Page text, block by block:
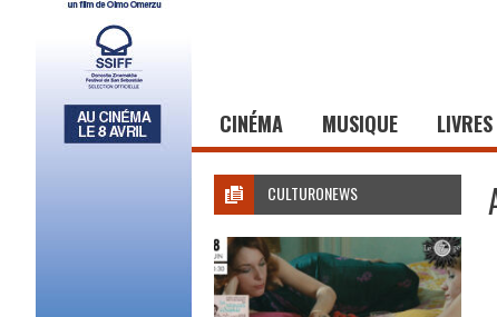
CINÉMA MUSIQUE LIVRES
CULTURONEWS